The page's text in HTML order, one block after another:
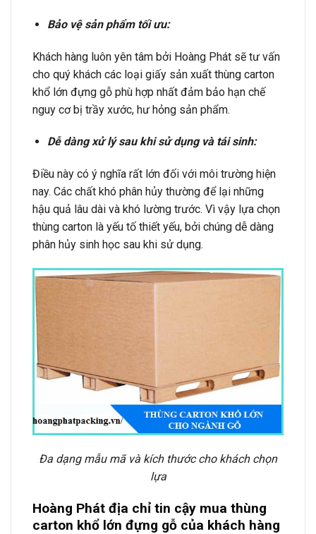
Bảo vệ sản phẩm tối ưu:
Khách hàng luôn yên tâm bởi Hoàng Phát sẽ tư vấn
cho quý khách các loại giấy sản xuất thùng carton
khổ lớn đựng gỗ phù hợp nhất đảm bảo hạn chế
nguy cơ bị trầy xước, hư hỏng sản phẩm.
Dễ dàng xử lý sau khi sử dụng và tái sinh:
Điều này có ý nghĩa rất lớn đối với môi trường hiện
nay. Các chất khó phân hủy thường để lại những
hậu quả lâu dài và khó lường trước. Vì vậy lựa chọn
thùng carton là yếu tố thiết yếu, bởi chúng dễ dàng
phân hủy sinh học sau khi sử dụng.
Đa dạng mẫu mã và kích thước cho khách chọn
lựa
Hoàng Phát địa chỉ tin cậy mua thùng
carton khổ lớn đựng gỗ của khách hàng